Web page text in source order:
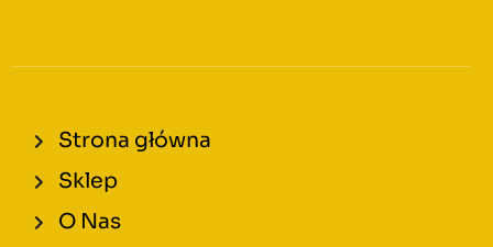
Strona główna
Sklep
O Nas